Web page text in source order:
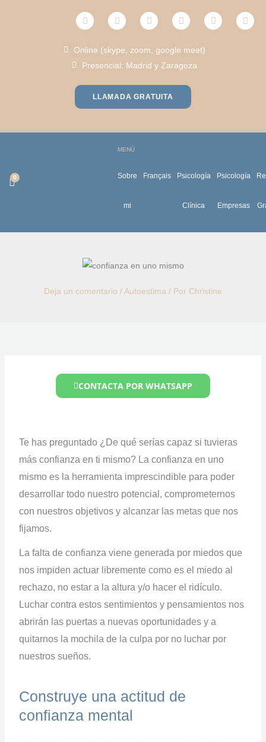
F
a
b
o
o
T
w
t
e
r
I
n
a
g
r
m
L
i
e
i
Y
o
P
h
Online (skype, zoom, google meet)
Presencial: Madrid y Zaragoza
LLAMADA GRATUITA
MENÚ
Sobre
mi
Français Psicología
Clínica
Psicología
Empresas
Deja un comentario /Autoestima / Por Christine
CONTACTA POR WHATSAPP
Te has preguntado ¿De qué serías capaz si tuvieras
más confianza en ti mismo? La confianza en uno
mismo es la herramienta imprescindible para poder
desarrollar todo nuestro potencial, comprometernos
con nuestros objetivos y alcanzar las metas que nos
fijamos.
La falta de confianza viene generada por miedos que
nos impiden actuar libremente como es el miedo al
rechazo, no estar a la altura y/o hacer el ridículo.
Luchar contra estos sentimientos y pensamientos nos
abrirán las puertas a nuevas oportunidades y a
quitarnos la mochila de la culpa por no luchar por
nuestros sueños.
Construye una actitud de
confianza mental